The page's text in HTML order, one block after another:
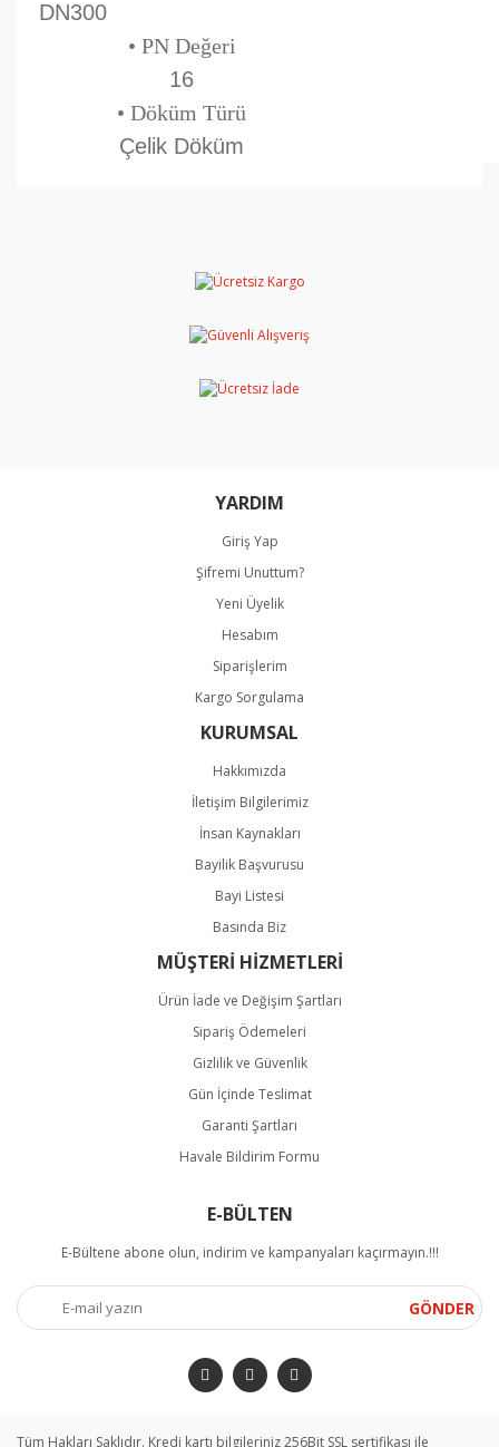
DN300
• PN Değeri
16
• Döküm Türü
Çelik Döküm
Yorum Yaz
Ürün açıklamasında eksik bilgiler bulunuyor.
Gönder
YARDIM
Giriş Yap
Şifremi Unuttum?
Yeni Üyelik
Hesabım
Siparişlerim
Kargo Sorgulama
KURUMSAL
Hakkımızda
İletişim Bilgilerimiz
İnsan Kaynakları
Bayilik Başvurusu
Bayi Listesi
Basında Biz
MÜŞTERİ HİZMETLERİ
Ürün İade ve Değişim Şartları
Sipariş Ödemeleri
Gizlilik ve Güvenlik
Gün İçinde Teslimat
Garanti Şartları
Havale Bildirim Formu
E-BÜLTEN
E-Bültene abone olun, indirim ve kampanyaları kaçırmayın.!!!
GÖNDER
Tüm Hakları Saklıdır. Kredi kartı bilgileriniz 256Bit SSL sertifikası ile